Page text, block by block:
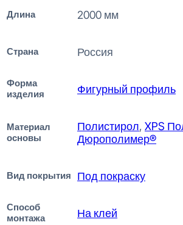
Длина 2000 мм
Страна Россия
Форма
изделия
Фигурный профиль
Материал
основы
Полистирол, XPS
Дюрополимер®
Вид покрытия Под покраску
Способ
монтажа
На клей